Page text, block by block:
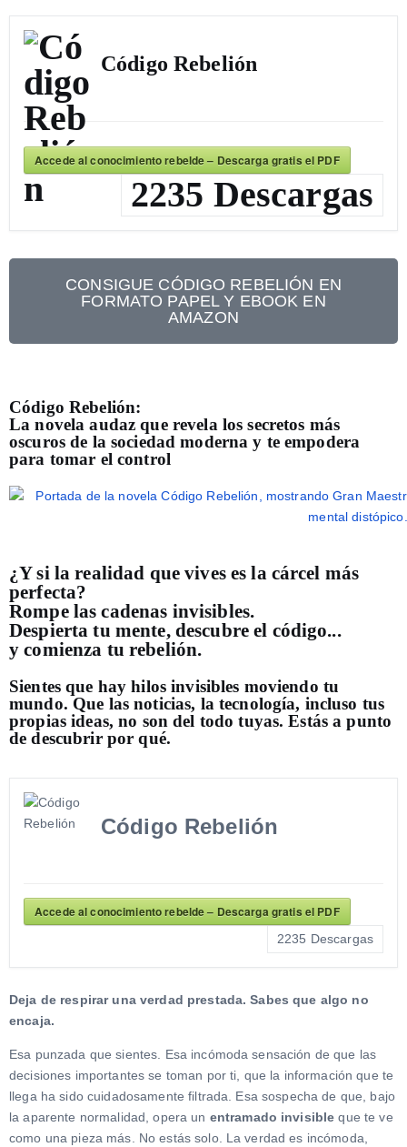
Código Rebelión
Accede al conocimiento rebelde – Descarga gratis el PDF
2235 Descargas
CONSIGUE CÓDIGO REBELIÓN EN
FORMATO PAPEL Y EBOOK EN
AMAZON
Código Rebelión:
La novela audaz que revela los secretos más
oscuros de la sociedad moderna y te empodera
para tomar el control
¿Y si la realidad que vives es la cárcel más
perfecta?
Rompe las cadenas invisibles.
Despierta tu mente, descubre el código...
y comienza tu rebelión.
Sientes que hay hilos invisibles moviendo tu
mundo. Que las noticias, la tecnología, incluso tus
propias ideas, no son del todo tuyas. Estás a punto
de descubrir por qué.
Código Rebelión
Accede al conocimiento rebelde – Descarga gratis el PDF
2235 Descargas
Deja de respirar una verdad prestada. Sabes que algo no
encaja.
Esa punzada que sientes. Esa incómoda sensación de que las
decisiones importantes se toman por ti, que la información que te
llega ha sido cuidadosamente filtrada. Esa sospecha de que, bajo
la aparente normalidad, opera un entramado invisible que te ve
como una pieza más. No estás solo. La verdad es incómoda,